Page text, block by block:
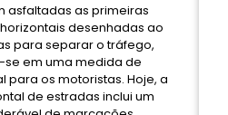
asfaltadas as primeiras
desenhadas ao
para separar o tráfego,
em uma medida de
para os motoristas. Hoje, a
de estradas inclui um